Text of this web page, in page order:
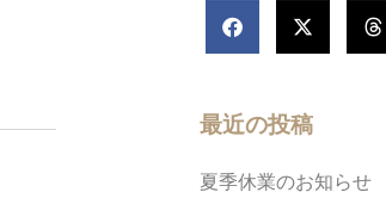
最近の投稿
夏季休業のお知らせ